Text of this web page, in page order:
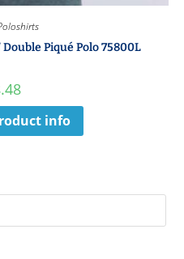
Piqué Polo 75800L
info